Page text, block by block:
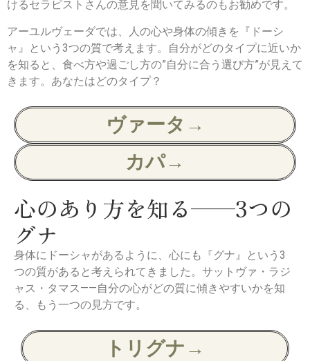
けるセラピストさんの意見を聞いてみるのもお勧めです。
アーユルヴェーダでは、人の心や身体の傾きを『ドーシ
ャ』という3つの質で考えます。自分がどのタイプに近いか
を知ると、食べ方や過ごし方の”自分に合う選び方”が見えて
きます。あなたはどのタイプ？
ヴァータ→
カパ→
心のあり方を知る——3つの
グナ
身体にドーシャがあるように、心にも『グナ』という3
つの質があると考えられてきました。サットヴァ・ラジ
ャス・タマス——自分の心がどの質に傾きやすいかを知
る、もう一つの見方です。
トリグナ→